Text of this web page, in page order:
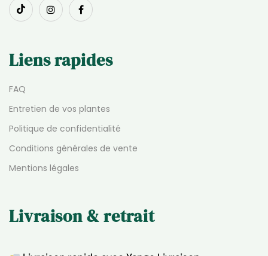
Liens rapides
FAQ
Entretien de vos plantes
Politique de confidentialité
Conditions générales de vente
Mentions légales
Livraison & retrait